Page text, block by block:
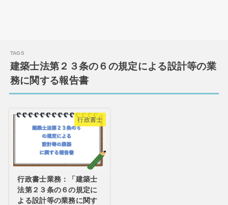
建築士法第２３条の６の規定による設計等の業
務に関する報告書
行政書士
行政書士業務：「建築士
法第２３条の６の規定に
よる設計等の業務に関す